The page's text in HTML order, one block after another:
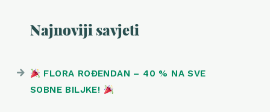
Najnoviji savjeti
FLORA ROĐENDAN – 40 % NA SVE
SOBNE BILJKE!